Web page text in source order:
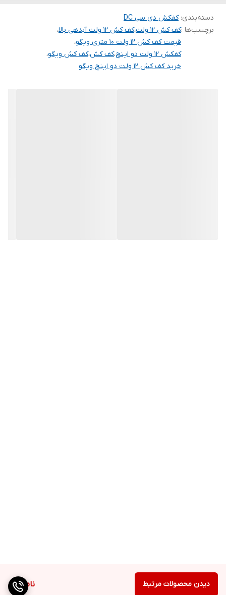
ناموجود دیدن محصولات مرتبط
سیم پیچی مس
کشور سازنده چین
دسته‌بندی:کفکش دی سی DC
برچسب‌ها :کف کش ۱۲ ولت ،کف کش ۱۲ ولت آبدهی بالا
،
قیمت کف کش ۱۲ ولت ۱۰ متری ویگو
،
کفکش ۱۲ ولت دو اینچ
،کف کش،کف کش ویگو،
خرید کف کش ۱۲ ولت دو اینچ ویگو